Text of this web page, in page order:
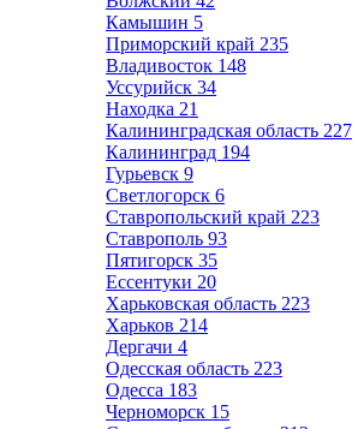
Камышин 5
Приморский край 235
Владивосток 148
Уссурийск 34
Находка 21
Калининградская область 227
Калининград 194
Гурьевск 9
Светлогорск 6
Ставропольский край 223
Ставрополь 93
Пятигорск 35
Ессентуки 20
Харьковская область 223
Харьков 214
Дергачи 4
Одесская область 223
Одесса 183
Черноморск 15